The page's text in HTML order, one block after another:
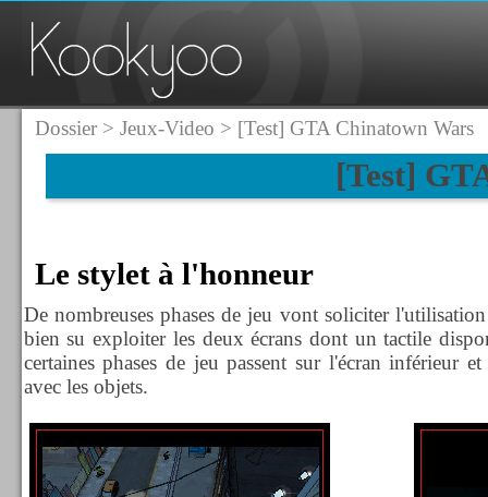
Dossier> Jeux-Video > [Test] GTA Chinatown Wars
[Test]
Le stylet à l'honneur
De nombreuses phases de jeu vont soliciter
bien su exploiter les deux écrans dont un tactile
certaines phases de jeu passent sur l'écran inférieur
avec les objets.